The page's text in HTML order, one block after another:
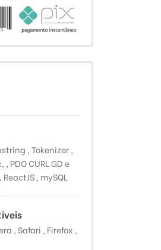
, Tokenizer ,
, PDO CURL GD e
, mySQL
, Safari , Firefox ,